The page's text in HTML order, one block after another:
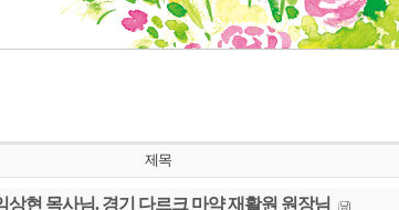
제목
상현 목사님. 경기 다르크 마약 재활원 원장님